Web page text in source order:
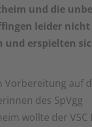
und die
leider
und erspielten
Vorbereitung auf
des SpVgg
wollte der